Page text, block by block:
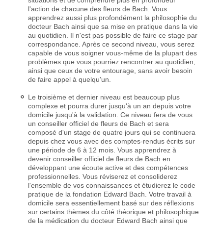
l'action de chacune des fleurs de Bach. Vous
apprendrez aussi plus profondément la philosophie du
docteur Bach ainsi que sa mise en pratique dans la vie
au quotidien. Il n'est pas possible de faire ce stage par
correspondance. Après ce second niveau, vous serez
capable de vous soigner vous-même de la plupart des
problèmes que vous pourriez rencontrer au quotidien,
ainsi que ceux de votre entourage, sans avoir besoin
de faire appel à quelqu'un.
Le troisième et dernier niveau est beaucoup plus
complexe et pourra durer jusqu'à un an depuis votre
domicile jusqu'à la validation. Ce niveau fera de vous
un conseiller officiel de fleurs de Bach et sera
composé d'un stage de quatre jours qui se continuera
depuis chez vous avec des comptes-rendus écrits sur
une période de 6 à 12 mois. Vous apprendrez à
devenir conseiller officiel de fleurs de Bach en
développant une écoute active et des compétences
professionnelles. Vous réviserez et consoliderez
l'ensemble de vos connaissances et étudierez le code
pratique de la fondation Edward Bach. Votre travail à
domicile sera essentiellement basé sur des réflexions
sur certains thèmes du côté théorique et philosophique
de la médication du docteur Edward Bach ainsi que